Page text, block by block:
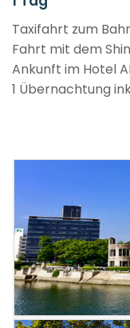
Taxifahrt zum
Fahrt mit dem
Ankunft im Hotel
1 Übernachtung